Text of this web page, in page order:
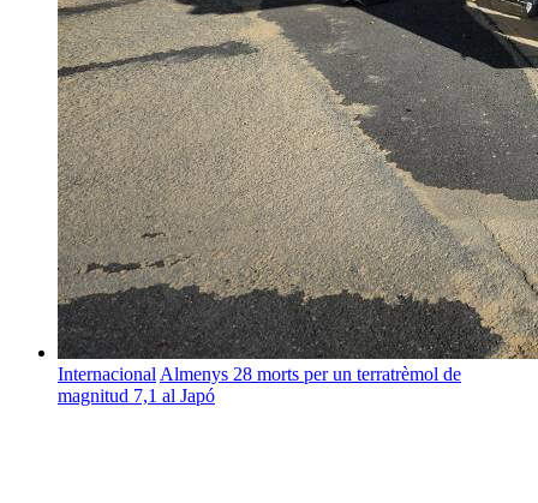
Internacional Almenys 28 morts per un terratrèmol de
magnitud 7,1 al Japó